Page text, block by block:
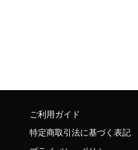
ご利用ガイド
特定商取引法に基づく表記